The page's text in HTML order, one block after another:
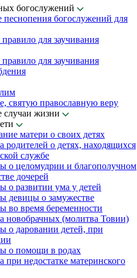
богослужений
богослужений для
для заучивания
для заучивания
святую православную веру
жизни
матери о своих детях
родителей о детях, находящихся
службе
о целомудрии и благополучном
дочерей
о развитии ума у детей
девицы о замужестве
во время беременности
новобрачных (молитва Товии)
о даровании детей, при
о помощи в родах
при недостатке материнского